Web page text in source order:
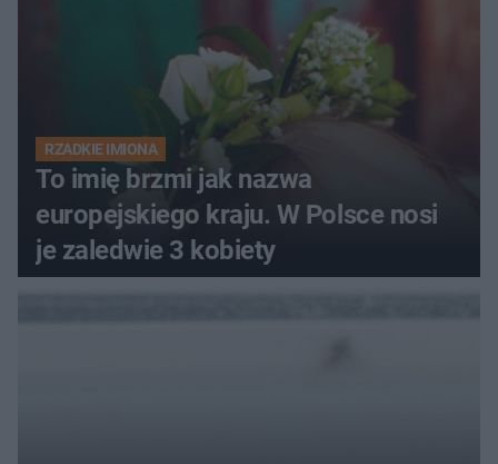
RZADKIE IMIONA
To imię brzmi jak nazwa
europejskiego kraju. W Polsce nosi
je zaledwie 3 kobiety